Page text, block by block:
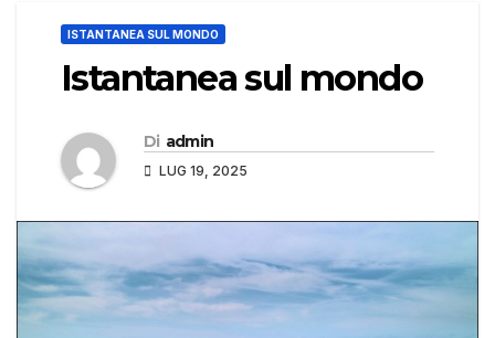
ISTANTANEA SUL MONDO
Istantanea sul mondo
Di admin
LUG 19, 2025